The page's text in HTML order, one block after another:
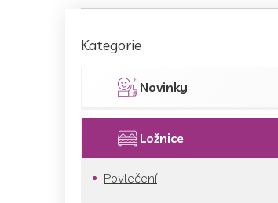
kategorie
Kategorie
Novinky
Ložnice
Povlečení